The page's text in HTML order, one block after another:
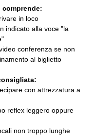
comprende:
in loco
indicato alla voce "la
conferenza se non
al biglietto
con attrezzatura a
reflex leggero oppure
non troppo lunghe